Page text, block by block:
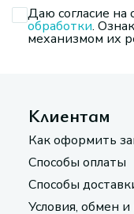
Даю согласие на
обработки.
механизмом их
Клиентам
Как оформить
Способы оплаты
Способы
Условия, обмен